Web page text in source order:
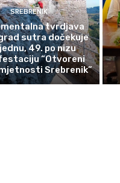
SREBRENIK
tvrdjava
sutra dočekuje
49. po nizu
“Otvoreni
Srebrenik”